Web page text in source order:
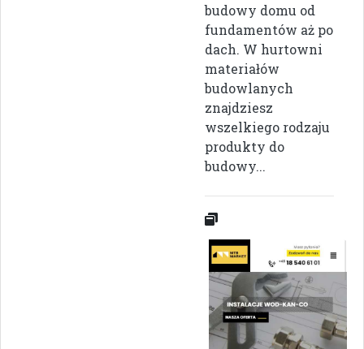
budowy domu od
fundamentów aż po
dach. W hurtowni
materiałów
budowlanych
znajdziesz
wszelkiego rodzaju
produkty do
budowy...